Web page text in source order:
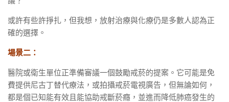
或許有些許掙扎，但我想，放射治療與化療仍是多數人認為正
確的選擇。
場景二：
醫院或衛生單位正準備審議一個鼓勵戒菸的提案。它可能是免
費提供尼古丁替代療法，或拍攝戒菸電視廣告，但無論如何，
都是個已知能有效且能協助戒斷菸癮，並進而降低肺癌發生的